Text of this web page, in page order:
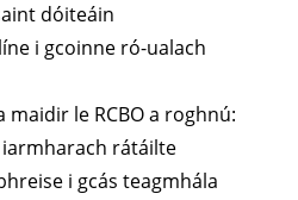
dóiteáin
i gcoinne ró-ualach
maidir le RCBO a roghnú:
rátáilte
i gcás teagmhála